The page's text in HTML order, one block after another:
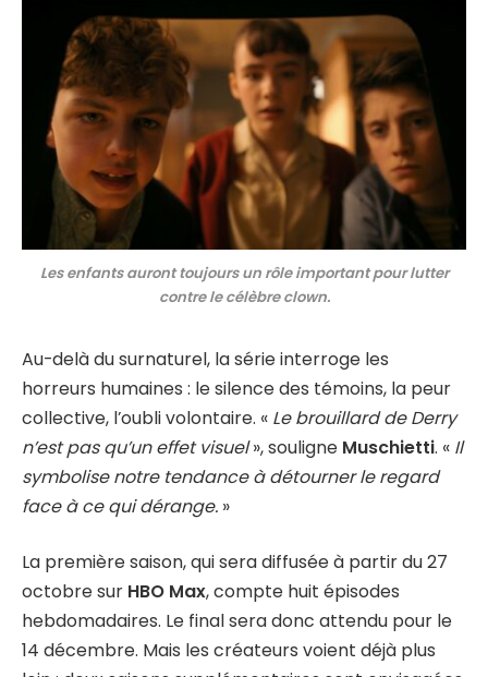
Les enfants auront toujours un rôle important pour lutter
contre le célèbre clown.
Au-delà du surnaturel, la série interroge les
horreurs humaines : le silence des témoins, la peur
collective, l’oubli volontaire. « Le brouillard de Derry
n’est pas qu’un effet visuel», souligne Muschietti. « Il
symbolise notre tendance à détourner le regard
face à ce qui dérange. »
La première saison, qui sera diffusée à partir du 27
octobre sur HBO Max, compte huit épisodes
hebdomadaires. Le final sera donc attendu pour le
14 décembre. Mais les créateurs voient déjà plus